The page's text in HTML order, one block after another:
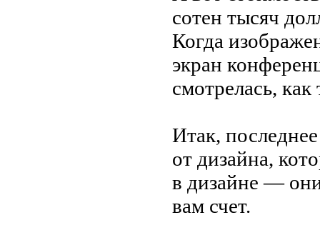
сотен тысяч
Когда
экран
смотрелась,
Итак,
от дизайна,
в дизайне —
вам счет.